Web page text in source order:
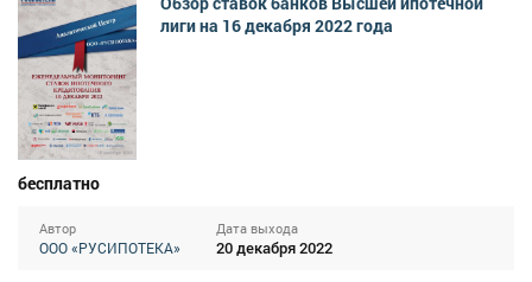
лиги на 16 декабря 2022 года
бесплатно
Автор
ООО «РУСИПОТЕКА»
Дата выхода
20 декабря 2022